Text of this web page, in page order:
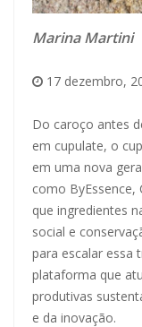
Marina Martini
17 dezembro,
Do caroço antes
em cupulate, o
em uma nova
como
que ingredientes
social e
para escalar essa
plataforma que
produtivas
e da inovação.